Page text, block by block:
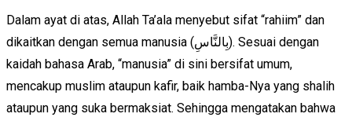
Dalam ayat di atas, Allah Ta’ala menyebut sifat “rahiim” dan
dikaitkan dengan semua manusia (بِالنَّاسِ). Sesuai dengan
kaidah bahasa Arab, “manusia” di sini bersifat umum,
mencakup muslim ataupun kafir, baik hamba-Nya yang shalih
ataupun yang suka bermaksiat. Sehingga mengatakan bahwa